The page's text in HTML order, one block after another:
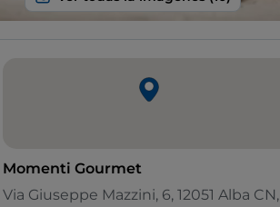
Momenti Gourmet
Via Giuseppe Mazzini, 6, 12051 Alba CN,